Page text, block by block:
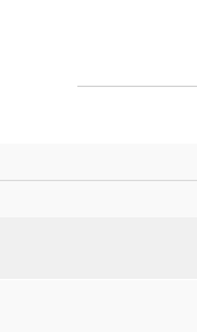
خلافه ; قياسا على سائر